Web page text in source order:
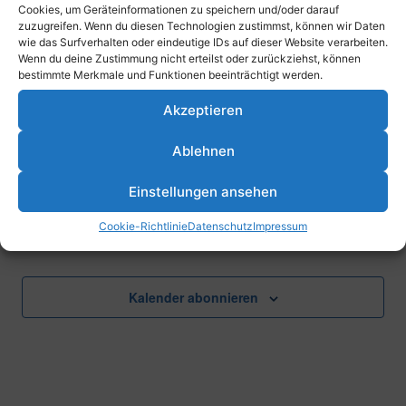
Cookies, um Geräteinformationen zu speichern und/oder darauf
zuzugreifen. Wenn du diesen Technologien zustimmst, können wir Daten
wie das Surfverhalten oder eindeutige IDs auf dieser Website verarbeiten.
Wenn du deine Zustimmung nicht erteilst oder zurückziehst, können
bestimmte Merkmale und Funktionen beeinträchtigt werden.
Akzeptieren
Ablehnen
Einstellungen ansehen
Cookie-RichtlinieDatenschutzImpressum
TFC – HC Speyer 1 (VL, Damen)
14. September 2025 @ 16:00-18:00
Parkstraße 43, 67061 Ludwigshafen am Rhein, Deutschland
14. September 2025 @ 16:00- 18:00
Kalender abonnieren